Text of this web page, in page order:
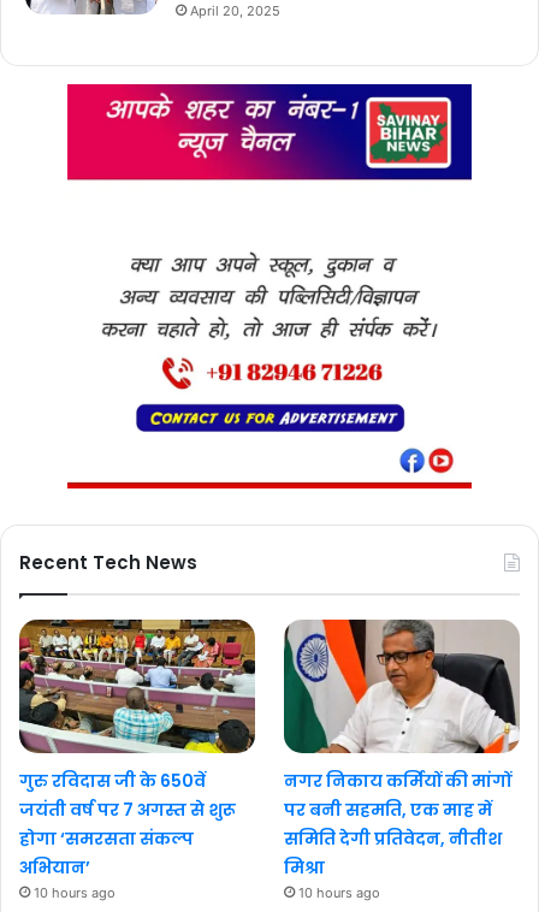
April 20, 2025
Recent Tech News
गुरु रविदास जी के 650वें
जयंती वर्ष पर 7 अगस्त से शुरू
होगा ‘समरसता संकल्प
अभियान’
10 hours ago
नगर निकाय कर्मियों की मांगों
पर बनी सहमति, एक माह में
समिति देगी प्रतिवेदन, नीतीश
मिश्रा
10 hours ago